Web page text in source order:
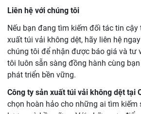
Liên hệ với chúng tôi
Nếu bạn đang tìm kiếm đối tác tin cậy
xuất túi vải không dệt, hãy liên hệ
chúng tôi để nhận được báo giá và tư
tôi luôn sẵn sàng đồng hành cùng
phát triển bền vững.
Công ty sản xuất túi vải không dệt tại
chọn hoàn hảo cho những ai tìm kiếm